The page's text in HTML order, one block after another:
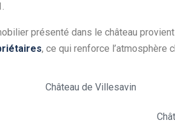
présenté dans le château
, ce qui renforce l’atmosphère